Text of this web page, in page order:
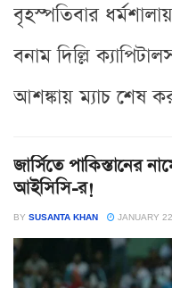
বৃহস্পতিবার
বনাম দিল্লি
আশঙ্কায় ম্যাচ শেষ
জার্সিতে পাকিস্তানের
আইসিসি-র!
BY SUSANTA KHAN JANUARY